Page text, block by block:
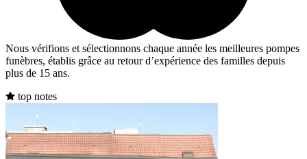
Nous vérifions et sélectionnons chaque année les meilleures pompes
funèbres, établis grâce au retour d’expérience des familles depuis
plus de 15 ans.
top notes